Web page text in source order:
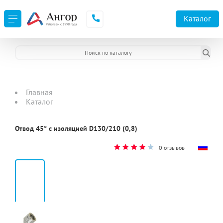
Каталог
Главная
Каталог
Отвод 45° с изоляцией D130/210 (0,8)
0 отзывов